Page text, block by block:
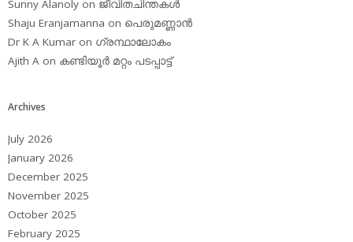
Sunny Alanoly on ജീവിതചിന്തകള്‍
Shaju Eranjamanna on പെരുമണ്ണാന്‍
Dr K A Kumar on ഗ്രന്ഥാലോകം
Ajith A on കണ്ടിയൂര്‍ മറ്റം പടപ്പാട്ട്‌
Archives
July 2026
January 2026
December 2025
November 2025
October 2025
February 2025